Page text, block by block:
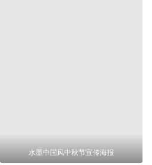
水墨中国风中秋节宣传海报